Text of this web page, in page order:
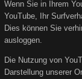
Wenn Sie in Ihrem
YouTube, Ihr
Dies können Sie
ausloggen.
Die Nutzung von
Darstellung unserer